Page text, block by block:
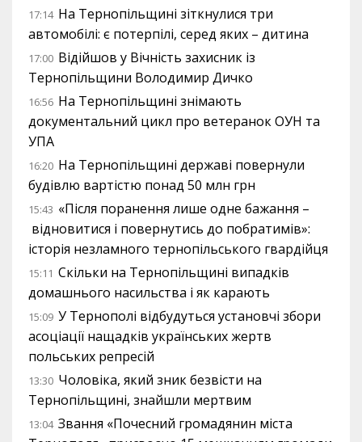
17:14 На Тернопільщині зіткнулися три
автомобілі: є потерпілі, серед яких – дитина
17:00 Відійшов у Вічність захисник із
Тернопільщини Володимир Дичко
16:56 На Тернопільщині знімають
документальний цикл про ветеранок ОУН та
УПА
16:20 На Тернопільщині державі повернули
будівлю вартістю понад 50 млн грн
15:43 «Після поранення лише одне бажання –
відновитися і повернутись до побратимів»:
історія незламного тернопільського гвардійця
15:11 Скільки на Тернопільщині випадків
домашнього насильства і як карають
15:09 У Тернополі відбудуться установчі збори
асоціації нащадків українських жертв
польських репресій
13:30 Чоловіка, який зник безвісти на
Тернопільщині, знайшли мертвим
13:04 Звання «Почесний громадянин міста